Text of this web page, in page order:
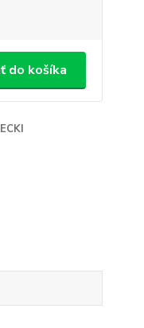
do košíka